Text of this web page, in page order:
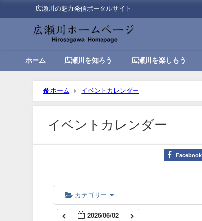
広瀬川の魅力発信ポータルサイト
ホーム 広瀬川を知ろう 広瀬川を楽しもう
ホーム イベントカレンダー
イベントカレンダー
Facebook
カテゴリー
2026/06/02
01:00
04:00
06:00